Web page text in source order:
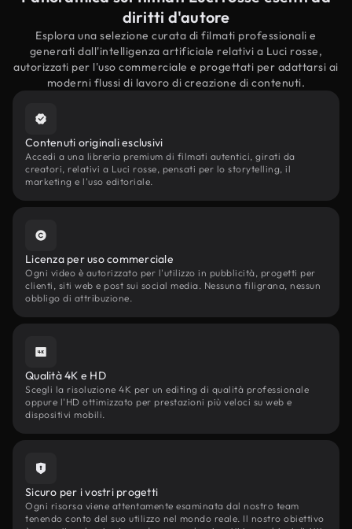
diritti d'autore
Esplora una selezione curata di filmati professionali e
generati dall'intelligenza artificiale relativi a Luci rosse,
autorizzati per l'uso commerciale e progettati per adattarsi ai
moderni flussi di lavoro di creazione di contenuti.
Contenuti originali esclusivi
Accedi a una libreria premium di filmati autentici, girati da
creatori, relativi a Luci rosse, pensati per lo storytelling, il
marketing e l'uso editoriale.
Licenza per uso commerciale
Ogni video è autorizzato per l'utilizzo in pubblicità, progetti per
clienti, siti web e post sui social media. Nessuna filigrana, nessun
obbligo di attribuzione.
Qualità 4K e HD
Scegli la risoluzione 4K per un editing di qualità professionale
oppure l'HD ottimizzato per prestazioni più veloci su web e
dispositivi mobili.
Sicuro per i vostri progetti
Ogni risorsa viene attentamente esaminata dal nostro team
tenendo conto del suo utilizzo nel mondo reale. Il nostro obiettivo